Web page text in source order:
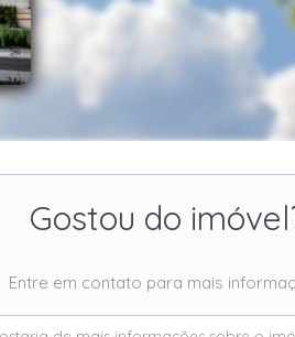
Gostou do
Entre em contato para mais